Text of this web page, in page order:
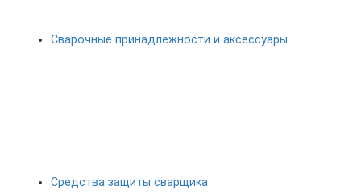
Сварочные принадлежности и аксессуары
Средства защиты сварщика